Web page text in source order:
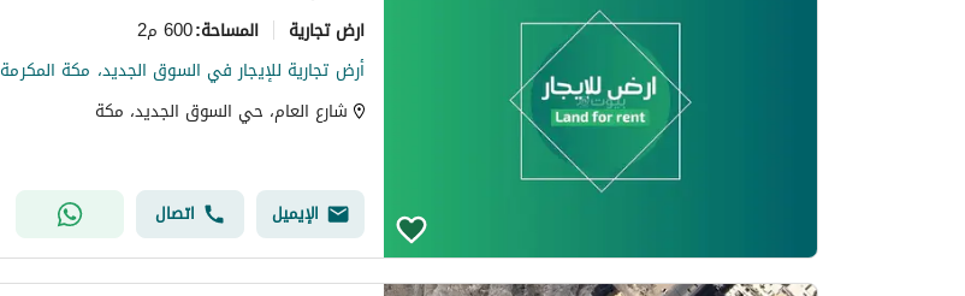
ارض تجارية المساحة:600 م2
أرض تجارية للإيجار في السوق الجديد، مكة المكرمة
شارع العام، حي السوق الجديد، مكة
الإيميل اتصال